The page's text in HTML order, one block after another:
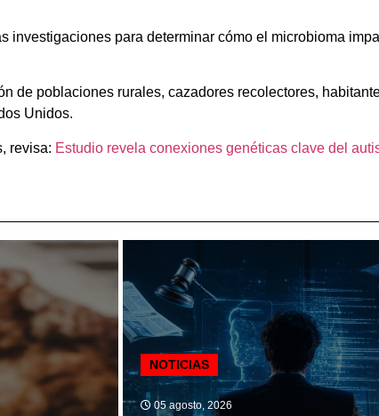
investigaciones para determinar cómo el microbioma
de poblaciones rurales, cazadores recolectores,
Unidos.
revisa: Estudio revela conexiones genéticas clave del
NOTICIAS
05 agosto, 2026